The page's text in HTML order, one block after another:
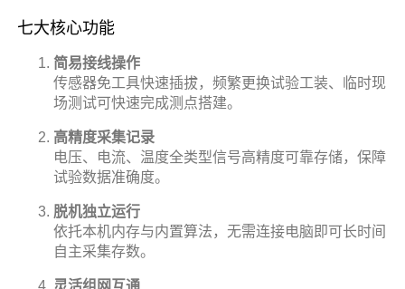
七大核心功能
简易接线操作
传感器免工具快速插拔，频繁更换试验工装、临时现
场测试可快速完成测点搭建。
高精度采集记录
电压、电流、温度全类型信号高精度可靠存储，保障
试验数据准确度。
脱机独立运行
依托本机内存与内置算法，无需连接电脑即可长时间
自主采集存数。
灵活组网互通